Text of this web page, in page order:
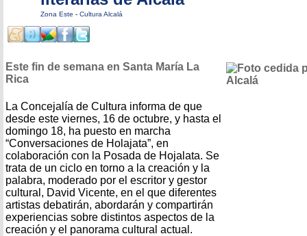
Zona Este - Cultura Alcalá
Este fin de semana en Santa María La
Rica
La Concejalía de Cultura informa de que
desde este viernes, 16 de octubre, y hasta el
domingo 18, ha puesto en marcha
“Conversaciones de Holajata”, en
colaboración con la Posada de Hojalata. Se
trata de un ciclo en torno a la creación y la
palabra, moderado por el escritor y gestor
cultural, David Vicente, en el que diferentes
artistas debatirán, abordarán y compartirán
experiencias sobre distintos aspectos de la
creación y el panorama cultural actual.